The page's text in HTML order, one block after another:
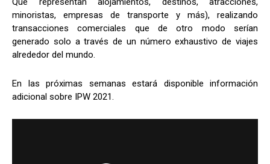
minoristas, empresas de transporte y más), realizando
transacciones comerciales que de otro modo serían
generado solo a través de un número exhaustivo de viajes
alrededor del mundo.
En las próximas semanas estará disponible información
adicional sobre IPW 2021.